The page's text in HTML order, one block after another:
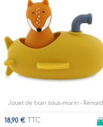
Jouet de bain sous-marin - Renard
18,90 € TTC